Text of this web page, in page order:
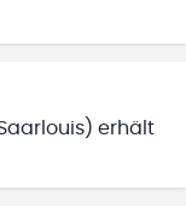
erhält